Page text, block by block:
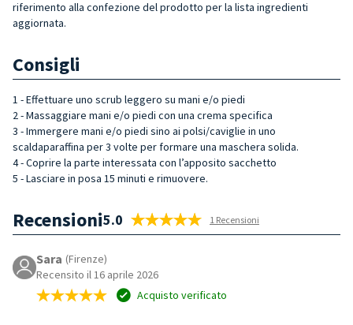
riferimento alla confezione del prodotto per la lista ingredienti
aggiornata.
Consigli
1 - Effettuare uno scrub leggero su mani e/o piedi
2 - Massaggiare mani e/o piedi con una crema specifica
3 - Immergere mani e/o piedi sino ai polsi/caviglie in uno
scaldaparaffina per 3 volte per formare una maschera solida.
4 - Coprire la parte interessata con l’apposito sacchetto
5 - Lasciare in posa 15 minuti e rimuovere.
Recensioni5.0 1 Recensioni
Sara (Firenze)
Recensito il 16 aprile 2026
Acquisto verificato